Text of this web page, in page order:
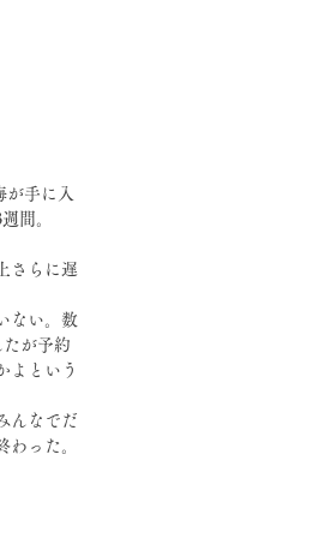
間。
さらに遅
ない。数
が予約
よという
んなでだ
った。